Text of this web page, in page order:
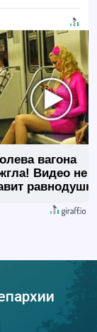
вагона
Видео не